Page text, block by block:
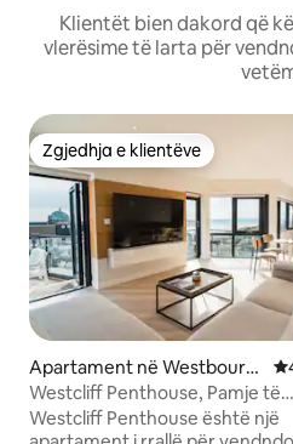
Klientët bien dakord që
vlerësime të larta për
Zgjedhja e klientëve
Zgjedhja e klientëve
Apartament në Westbourn
e
Westcliff Penthouse, Pamje të
pakrahasueshme nga deti
Westcliff Penthouse është një